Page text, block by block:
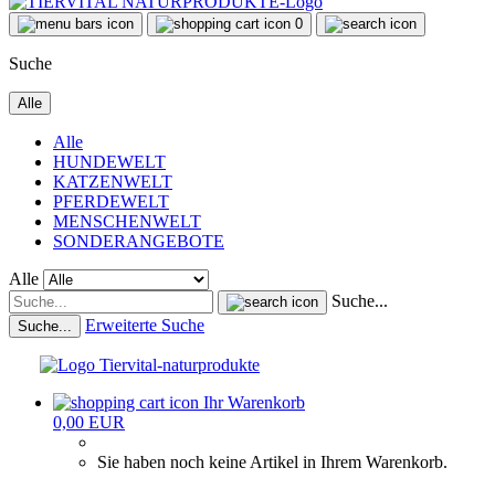
0
Suche
Alle
Alle
HUNDEWELT
KATZENWELT
PFERDEWELT
MENSCHENWELT
SONDERANGEBOTE
Alle
Suche...
Suche... Erweiterte Suche
Ihr Warenkorb
0,00 EUR
Sie haben noch keine Artikel in Ihrem Warenkorb.